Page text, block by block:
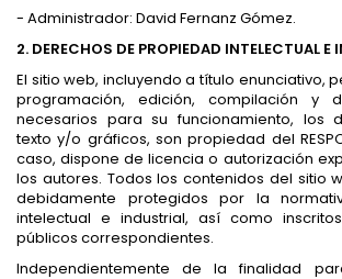
- Administrador: David Fernanz Gómez.
2. DERECHOS DE PROPIEDAD INTELECTUAL E
El sitio web, incluyendo a título enunciativo,
programación, edición, compilación y
necesarios para su funcionamiento, los
texto y/o gráficos, son propiedad del
caso, dispone de licencia o autorización
los autores. Todos los contenidos del sitio
debidamente protegidos por la
intelectual e industrial, así como
públicos correspondientes.
Independientemente de la finalidad